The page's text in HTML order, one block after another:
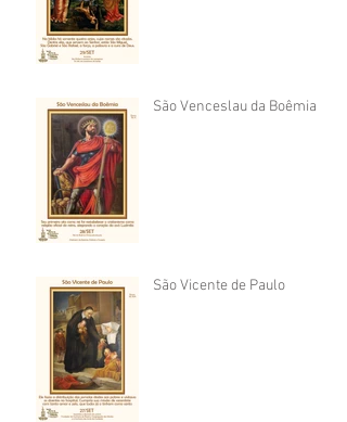
São Venceslau da Boêmia
São Vicente de Paulo